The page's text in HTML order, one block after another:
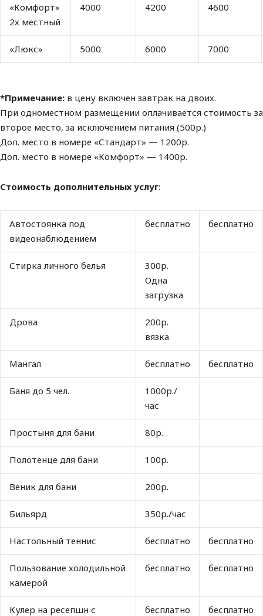
«Комфорт»
2х местный
4000 4200 4600
«Люкс» 5000 6000 7000
*Примечание: в цену включен завтрак на двоих.
При одноместном размещении оплачивается стоимость за
второе место, за исключением питания (500р.)
Доп. место в номере «Стандарт» — 1200р.
Доп. место в номере «Комфорт» — 1400р.
Стоимость дополнительных услуг:
Автостоянка под
видеонаблюдением
бесплатно бесплатно
Стирка личного белья
300р.
Одна
загрузка
Дрова
200р.
вязка
Мангал бесплатно бесплатно
Баня до 5 чел.
1000р./
час
Простыня для бани 80р.
Полотенце для бани 100р.
Веник для бани 200р.
Бильярд 350р./час
Настольный теннис бесплатно бесплатно
Пользование холодильной
камерой
бесплатно бесплатно
Кулер на ресепшн с
бесплатно бесплатно